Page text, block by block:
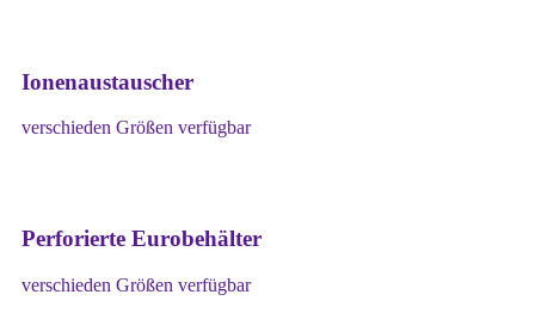
Ionenaustauscher
verschieden Größen verfügbar
Perforierte Eurobehälter
verschieden Größen verfügbar